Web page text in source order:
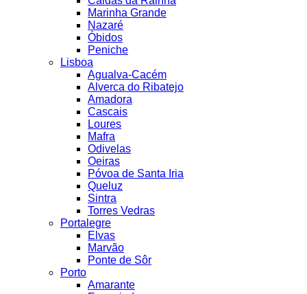
Marinha Grande
Nazaré
Óbidos
Peniche
Lisboa
Agualva-Cacém
Alverca do Ribatejo
Amadora
Cascais
Loures
Mafra
Odivelas
Oeiras
Póvoa de Santa Iria
Queluz
Sintra
Torres Vedras
Portalegre
Elvas
Marvão
Ponte de Sôr
Porto
Amarante